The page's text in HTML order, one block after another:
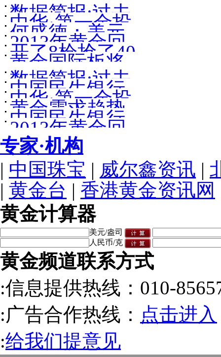
记
玄机
指数与黄金白
银走势的相关
性研究
首饰最新黄金
价格310.00
数据简报:过去
50年黄金价格
走势图与大事
记
中华·第一金投
资与发展论坛
嘉宾简介
何盛德：美元
指数与黄金白
银走势的相关
性研究
2013年黄金回
顾及2014年走
势展望
开了8枪抢了40
余万元金饰[图]
黄金国际板将
登场人民币定
价起航
数据简报:过去
50年黄金价格
走势图与大事
记
中国民生银行
代理个人贵金
属延期网上交
易说明
中华·第一金投
资与发展论坛
嘉宾简介
黄金需求趋势
报告中文全文
中国民生银行
代理个人贵金
属延期交易业
务常见问题解
答
2013年黄金回
顾及2014年走
势展望
专家·机构
| 中国珠宝 | 威尔鑫资讯 |
| 黄金台 | 香港黄金资讯网
黄金计算器
美元/盎司
人民币/克
黄金频道联系方式
:信息提供热线：010-
:广告合作热线： 点击进入
:给我们提意见